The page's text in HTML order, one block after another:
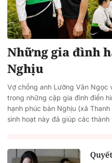
Những gia đình
Nghịu
Vợ chồng anh Lường Văn Ngọc
trong những cặp gia đình điển
hạnh phúc bản Nghịu (xã
sinh hoạt này đã giúp các